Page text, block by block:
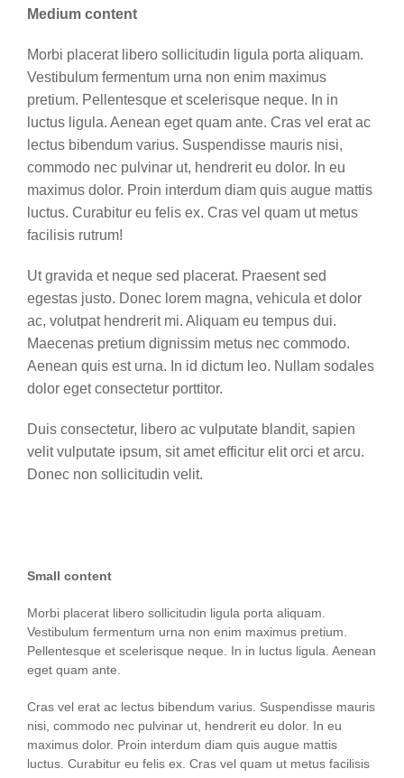
Medium content
Morbi placerat libero sollicitudin ligula porta aliquam.
Vestibulum fermentum urna non enim maximus
pretium. Pellentesque et scelerisque neque. In in
luctus ligula. Aenean eget quam ante. Cras vel erat ac
lectus bibendum varius. Suspendisse mauris nisi,
commodo nec pulvinar ut, hendrerit eu dolor. In eu
maximus dolor. Proin interdum diam quis augue mattis
luctus. Curabitur eu felis ex. Cras vel quam ut metus
facilisis rutrum!
Ut gravida et neque sed placerat. Praesent sed
egestas justo. Donec lorem magna, vehicula et dolor
ac, volutpat hendrerit mi. Aliquam eu tempus dui.
Maecenas pretium dignissim metus nec commodo.
Aenean quis est urna. In id dictum leo. Nullam sodales
dolor eget consectetur porttitor.
Duis consectetur, libero ac vulputate blandit, sapien
velit vulputate ipsum, sit amet efficitur elit orci et arcu.
Donec non sollicitudin velit.
Small content
Morbi placerat libero sollicitudin ligula porta aliquam.
Vestibulum fermentum urna non enim maximus pretium.
Pellentesque et scelerisque neque. In in luctus ligula. Aenean
eget quam ante.
Cras vel erat ac lectus bibendum varius. Suspendisse mauris
nisi, commodo nec pulvinar ut, hendrerit eu dolor. In eu
maximus dolor. Proin interdum diam quis augue mattis
luctus. Curabitur eu felis ex. Cras vel quam ut metus facilisis